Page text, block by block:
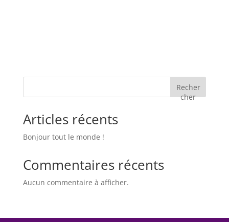
Recher
cher
Articles récents
Bonjour tout le monde !
Commentaires récents
Aucun commentaire à afficher.